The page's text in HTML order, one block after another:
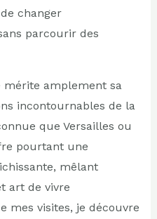
changer
parcourir des
mérite amplement sa
incontournables de la
que Versailles ou
pourtant une
mêlant
art de vivre
mes visites, je découvre